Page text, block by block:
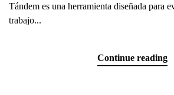
Tándem es una herramienta diseñada para
trabajo...
Continue reading